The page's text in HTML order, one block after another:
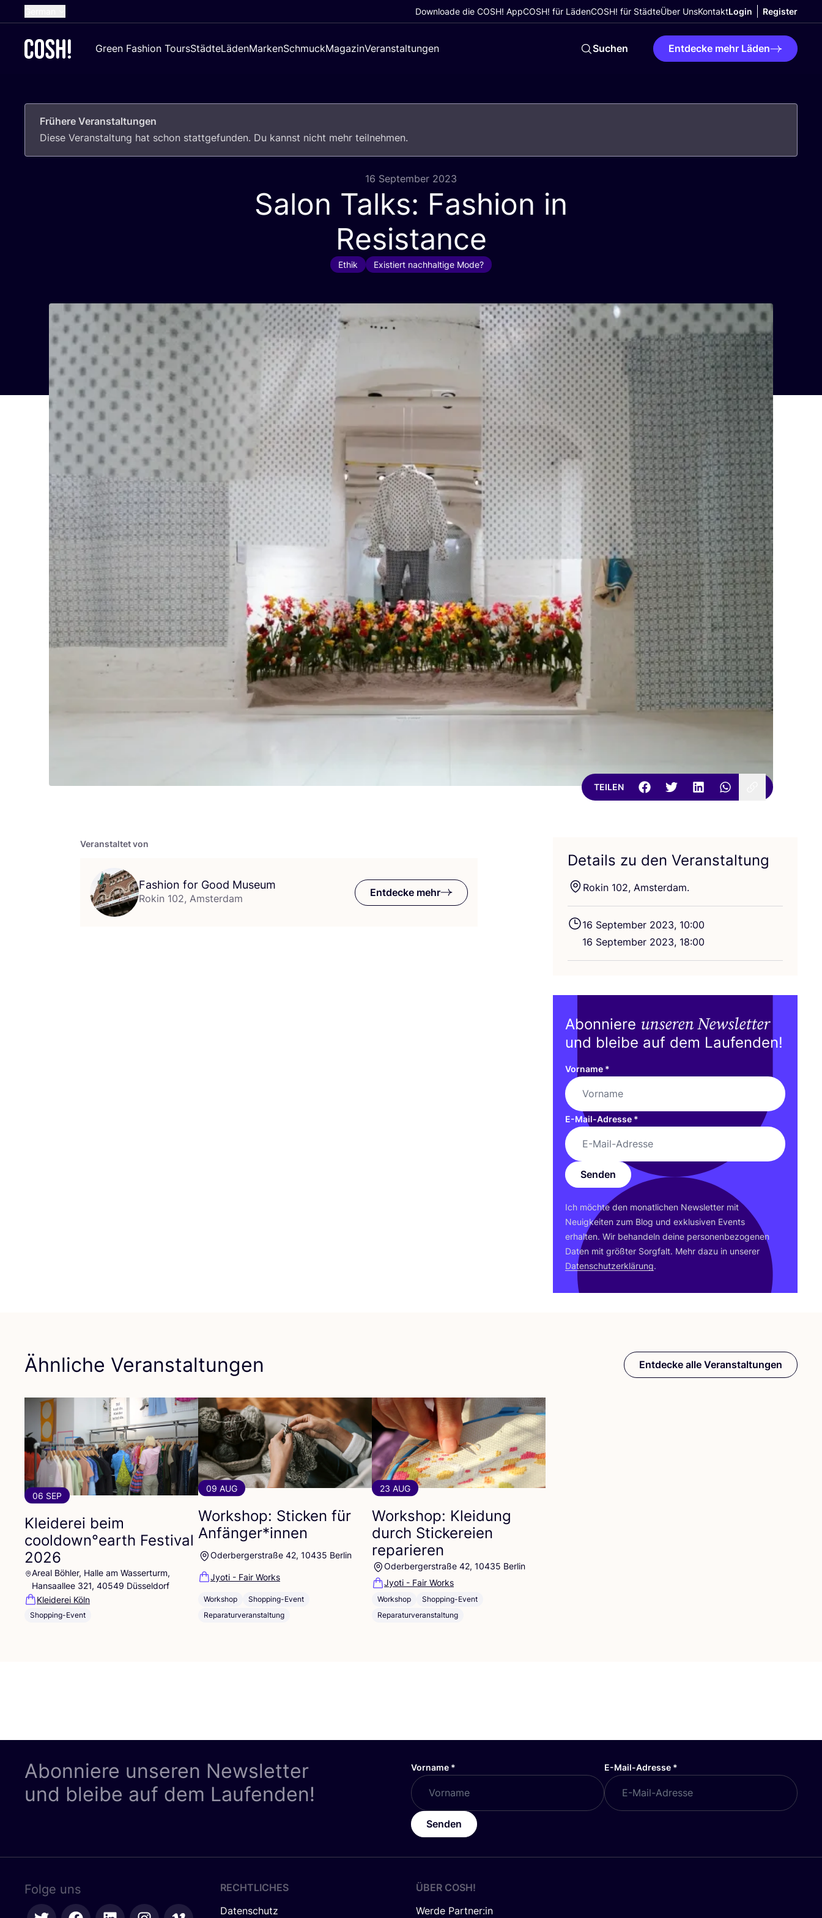
Dutch
Spanish
Croatian
Downloade die COSH! AppCOSH! für LädenCOSH! für StädteÜber UnsKontaktLogin Register
Green Fashion ToursStädteLädenMarkenSchmuckMagazinVeranstaltungen Suchen Entdecke mehr Läden
Frühere Veranstaltungen
Die­se Ver­an­stal­tung hat schon statt­ge­fun­den. Du kannst nicht mehr teilnehmen.
16 September 2023
Salon Talks: Fashion in
Resistance
Ethik Existiert nachhaltige Mode?
TEILEN
Veranstaltet von
Fashion for Good Museum
Rokin 102, Amsterdam
Entdecke mehr
Details zu den Veranstaltung
Rokin 102, Amsterdam.
16 Sep­tem­ber 2023, 10:00
16 Sep­tem­ber 2023, 18:00
Abonniere unseren Newsletter
und bleibe auf dem Laufenden!
Vorname *
E-Mail-Adresse *
Senden
Ich möch­te den monat­li­chen News­let­ter mit
Neu­ig­kei­ten zum Blog und exklu­si­ven Events
erhal­ten. Wir behan­deln dei­ne per­so­nen­be­zo­ge­nen
Daten mit größ­ter Sorg­falt. Mehr dazu in unse­rer
Daten­schutz­er­klä­rung.
Ähnliche Veranstaltungen
06 SEP
Kleiderei beim
cooldown°earth Festival
2026
Areal Böhler, Halle am Wasserturm,
Hansaallee 321, 40549 Düsseldorf
Kleiderei Köln
Shopping-Event
09 AUG
Workshop: Sticken für
Anfänger*innen
Oderbergerstraße 42, 10435 Berlin
Jyoti - Fair Works
Workshop
Shopping-Event
Reparaturveranstaltung
23 AUG
Workshop: Kleidung
durch Stickereien
reparieren
Oderbergerstraße 42, 10435 Berlin
Jyoti - Fair Works
Workshop
Shopping-Event
Reparaturveranstaltung
Entdecke alle Veranstaltungen
Abonniere unseren Newsletter
und bleibe auf dem Laufenden!
Vorname * E-Mail-Adresse *
Senden
Folge uns
RECHTLICHES
Datenschutz
ÜBER COSH!
Werde Partner:in